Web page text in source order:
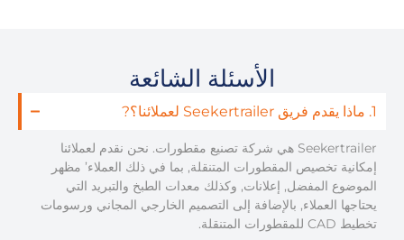
الأسئلة الشائعة
1. ماذا يقدم فريق Seekertrailer لعملائنا؟?
Seekertrailer هي شركة تصنيع مقطورات. نحن نقدم لعملائنا
إمكانية تخصيص المقطورات المتنقلة, بما في ذلك العملاء’ مظهر
الموضوع المفضل, إعلانات, وكذلك معدات الطبخ والتبريد التي
يحتاجها العملاء, بالإضافة إلى التصميم الخارجي المجاني ورسومات
تخطيط CAD للمقطورات المتنقلة.